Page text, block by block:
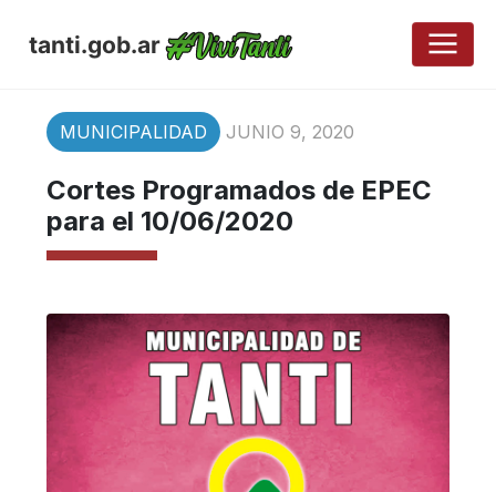
tanti.gob.ar
MUNICIPALIDAD JUNIO 9, 2020
Cortes Programados de EPEC
para el 10/06/2020